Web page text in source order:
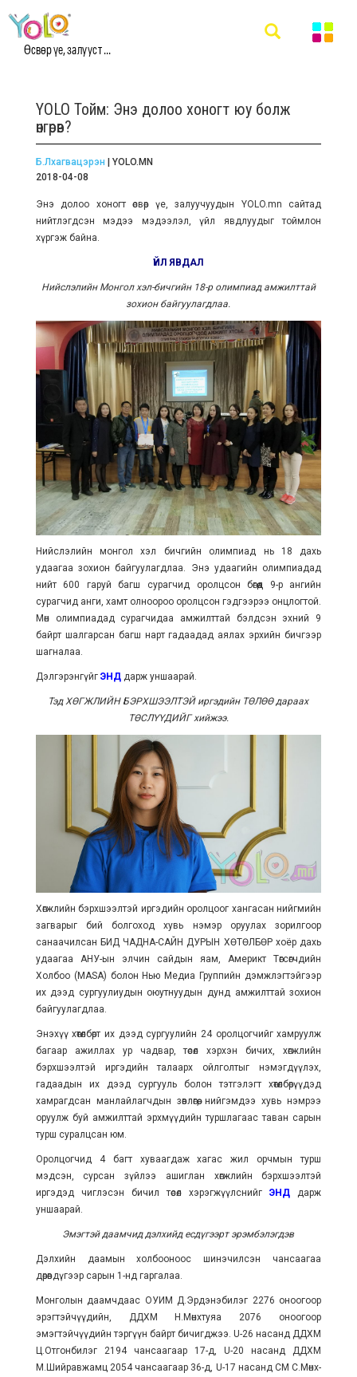
Өсвөр үе, залууст ...
YOLO Тойм: Энэ долоо хоногт юу болж
өнгөрөв?
Б.Лхагвацэрэн | YOLO.MN
2018-04-08
Энэ долоо хоногт өсвөр үе, залуучуудын YOLO.mn сайтад
нийтлэгдсэн мэдээ мэдээлэл, үйл явдлуудыг тоймлон
хүргэж байна.
ҮЙЛ ЯВДАЛ
Нийслэлийн Монгол хэл-бичгийн 18-р олимпиад амжилттай
зохион байгуулагдлаа.
Нийслэлийн монгол хэл бичгийн олимпиад нь 18 дахь
удаагаа зохион байгуулагдлаа. Энэ удаагийн олимпиадад
нийт 600 гаруй багш сурагчид оролцсон бөгөөд 9-р ангийн
сурагчид анги, хамт олноороо оролцсон гэдгээрээ онцлогтой.
Мөн олимпиадад сурагчидаа амжилттай бэлдсэн эхний 9
байрт шалгарсан багш нарт гадаадад аялах эрхийн бичгээр
шагналаа.
Дэлгэрэнгүйг ЭНДдарж уншаарай.
Тэд ХӨГЖЛИЙН БЭРХШЭЭЛТЭЙ иргэдийн ТӨЛӨӨ дараах
ТӨСЛҮҮДИЙГ хийжээ.
Хөгжлийн бэрхшээлтэй иргэдийн оролцоог хангасан нийгмийн
загварыг бий болгоход хувь нэмэр оруулах зорилгоор
санаачилсан БИД ЧАДНА-САЙН ДУРЫН ХӨТӨЛБӨР хоёр дахь
удаагаа АНУ-ын элчин сайдын яам, Америкт Төгсөгчдийн
Холбоо (MASA) болон Нью Медиа Группийн дэмжлэгтэйгээр
их дээд сургуулиудын оюутнуудын дунд амжилттай зохион
байгуулагдлаа.
Энэхүү хөтөлбөрт их дээд сургуулийн 24 оролцогчийг хамруулж
багаар ажиллах ур чадвар, төсөл хэрхэн бичих, хөгжлийн
бэрхшээлтэй иргэдийн талаарх ойлголтыг нэмэгдүүлэх,
гадаадын их дээд сургууль болон тэтгэлэгт хөтөлбөрүүдэд
хамрагдсан манлайлагчдын зөвлөгөө, нийгэмдээ хувь нэмрээ
оруулж буй амжилттай эрхмүүдийн туршлагаас таван сарын
турш суралцсан юм.
Оролцогчид 4 багт хуваагдаж хагас жил орчмын турш
мэдсэн, сурсан зүйлээ ашиглан хөгжлийн бэрхшээлтэй
иргэдэд чиглэсэн бичил төсөл хэрэгжүүлснийгЭНД дарж
уншаарай.
Эмэгтэй даамчид дэлхийд есдүгээрт эрэмбэлэгдэв
Дэлхийн даамын холбооноос шинэчилсэн чансаагаа
дөрөвдүгээр сарын 1-нд гаргалаа.
Монголын даамчдаас ОУИМ Д.Эрдэнэбилэг 2276 оноогоор
эрэгтэйчүүдийн, ДДХМ Н.Мөнхтуяа 2076 оноогоор
эмэгтэйчүүдийн тэргүүн байрт бичигджээ. U-26 насанд ДДХМ
Ц.Отгонбилэг 2194 чансаагаар 17-д, U-20 насанд ДДХМ
М.Шийравжамц 2054 чансаагаар 36-д, U-17 насанд СМ С.Мөнх-